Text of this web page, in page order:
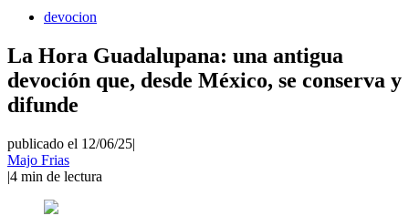
devocion
La Hora Guadalupana: una antigua
devoción que, desde México, se conserva y
difunde
publicado el 12/06/25|
Majo Frias
|4 min de lectura